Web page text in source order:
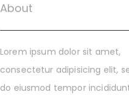
About
Lorem ipsum dolor sit amet,
consectetur adipisicing elit,
do eiusmod tempor